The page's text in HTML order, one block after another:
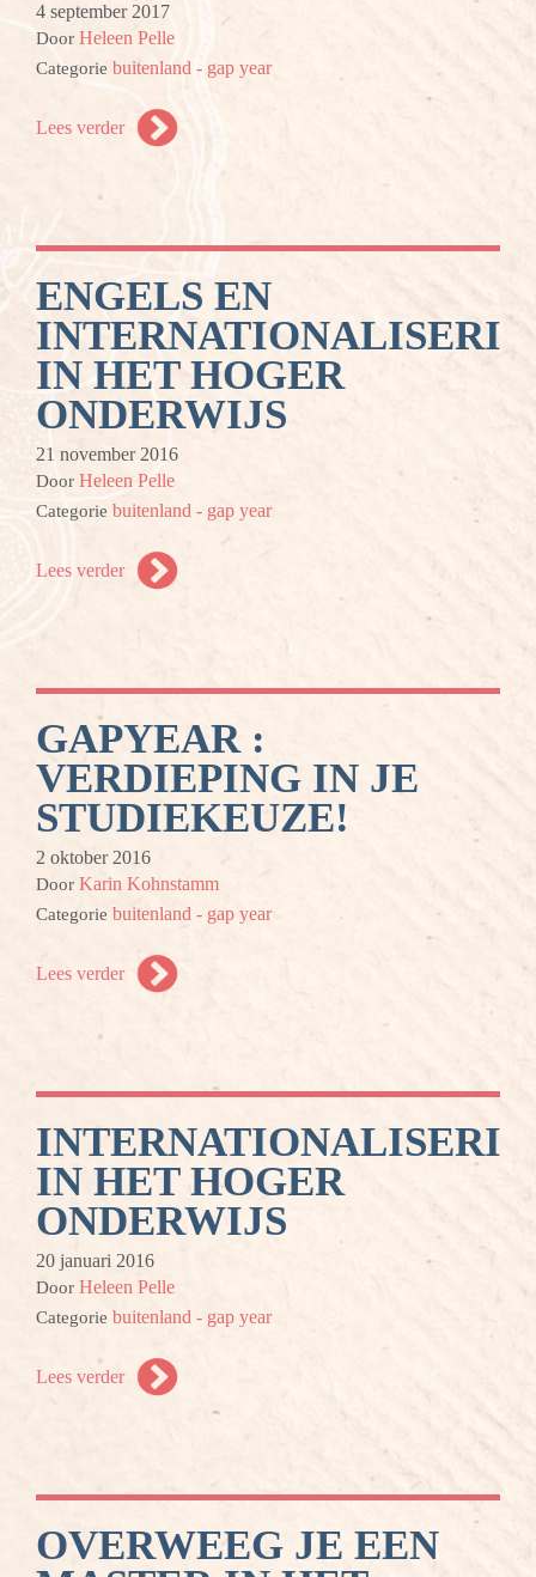
4 september 2017
Door Heleen Pelle
Categorie buitenland - gap year
Lees verder
ENGELS EN
IN HET HOGER
ONDERWIJS
21 november 2016
Door Heleen Pelle
Categorie buitenland - gap year
Lees verder
GAPYEAR :
VERDIEPING IN JE
STUDIEKEUZE!
2 oktober 2016
Door Karin Kohnstamm
Categorie buitenland - gap year
Lees verder
IN HET HOGER
ONDERWIJS
20 januari 2016
Door Heleen Pelle
Categorie buitenland - gap year
Lees verder
OVERWEEG JE EEN